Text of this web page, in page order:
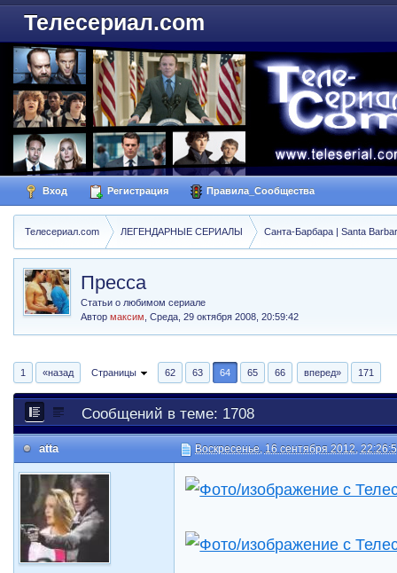
Телесериал.com
Вход Регистрация Правила_Сообщества
Телесериал.com ЛЕГЕНДАРНЫЕ СЕРИАЛЫ Санта-Барбара | Santa
Пресса
Статьи о любимом сериале
Автормаксим ,Среда, 29 октября 2008, 20:59:42
1 «назад Страницы 62 63 64 65 66 вперед» 171
Сообщений в теме: 1708
atta Воскресенье, 16 сентября 2012,